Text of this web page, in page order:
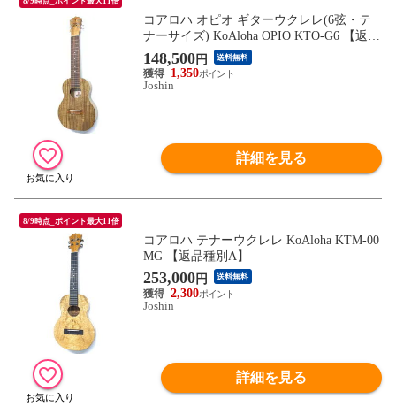
コアロハ オピオ ギターウクレレ(6弦・テ
ナーサイズ) KoAloha OPIO KTO-G6 【返品
種別A】
148,500円 送料無料
1,350
Joshin
詳細を見る
8/9時点_ポイント最大11倍
コアロハ テナーウクレレ KoAloha KTM-00
MG 【返品種別A】
253,000円 送料無料
2,300
Joshin
詳細を見る